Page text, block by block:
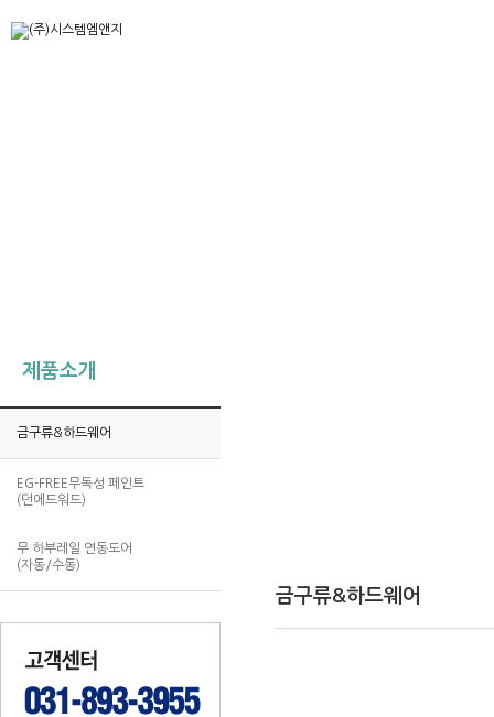
제품소개
금구류&하드웨어
EG-FREE무독성 페인트
(던에드워드)
무 하부레일 연동도어
(자동/수동)
금구류&하드웨어